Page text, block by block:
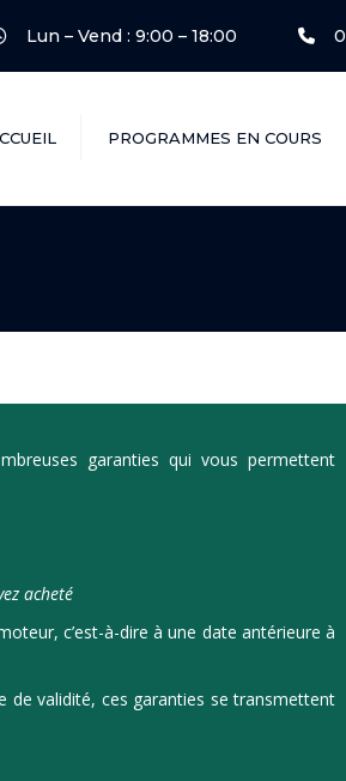
Lun – Vend : 9:00 – 18:00
PROGRAMMES EN COURS
Chantereine
garanties qui vous permettent
acheté
c’est-à-dire à une date antérieure à
de validité, ces garanties se transmettent